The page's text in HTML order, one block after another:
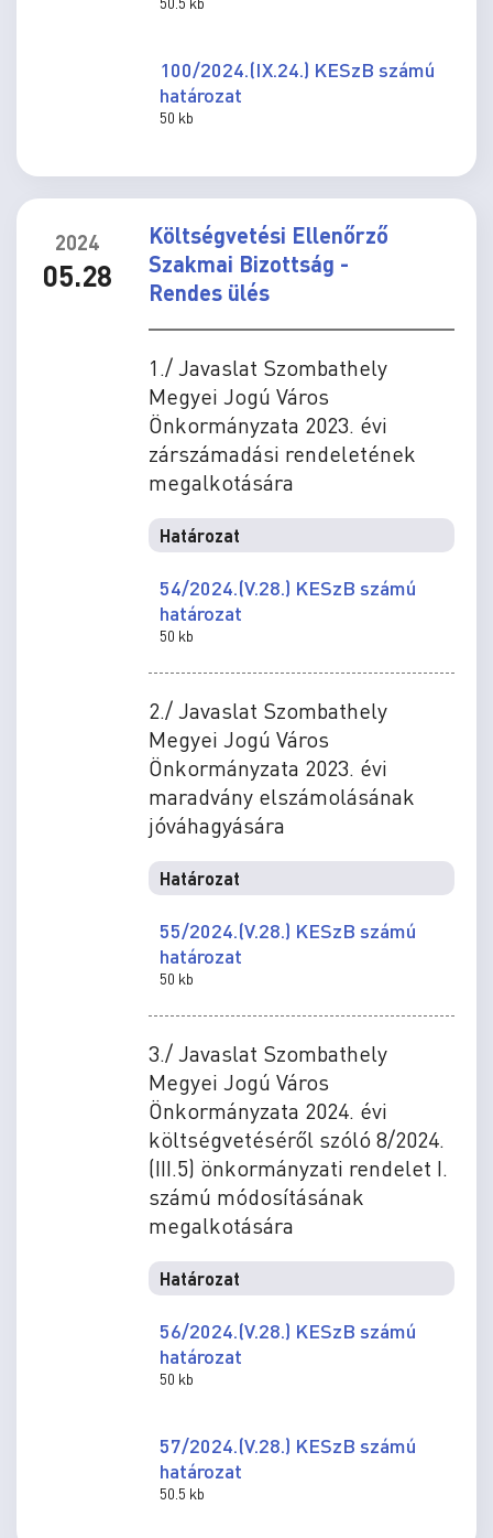
100/2024.(IX.24.) KESzB számú
határozat
50 kb
2024
05.28
Költségvetési Ellenőrző
Szakmai Bizottság -
Rendes ülés
1./ Javaslat Szombathely
Megyei Jogú Város
Önkormányzata 2023. évi
zárszámadási rendeletének
megalkotására
Határozat
54/2024.(V.28.) KESzB számú
határozat
50 kb
2./ Javaslat Szombathely
Megyei Jogú Város
Önkormányzata 2023. évi
maradvány elszámolásának
jóváhagyására
Határozat
55/2024.(V.28.) KESzB számú
határozat
50 kb
3./ Javaslat Szombathely
Megyei Jogú Város
Önkormányzata 2024. évi
költségvetéséről szóló 8/2024.
(III.5) önkormányzati rendelet I.
számú módosításának
megalkotására
Határozat
56/2024.(V.28.) KESzB számú
határozat
50 kb
57/2024.(V.28.) KESzB számú
határozat
50.5 kb